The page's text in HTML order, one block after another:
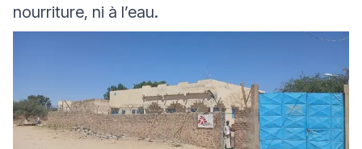
nourriture, ni à l’eau.